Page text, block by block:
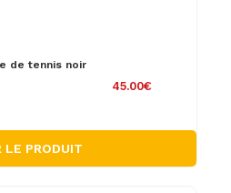
de tennis noir
45.00€
LE PRODUIT